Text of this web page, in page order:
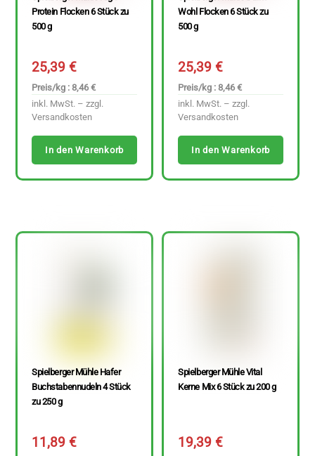
Protein Flocken 6 Stück zu
500 g
25,39€
Preis/kg : 8,46 €
inkl. MwSt. – zzgl.
Versandkosten
In den Warenkorb
Wohl Flocken 6 Stück zu
500 g
25,39€
Preis/kg : 8,46 €
inkl. MwSt. – zzgl.
Versandkosten
In den Warenkorb
Spielberger Mühle Hafer
Buchstabennudeln 4 Stück
zu 250 g
11,89€
Spielberger Mühle Vital
Kerne Mix 6 Stück zu 200 g
19,39€